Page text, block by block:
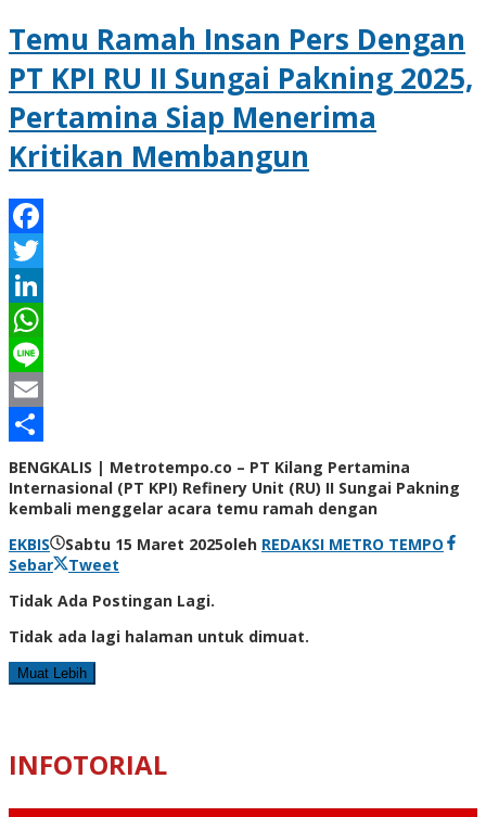
Temu Ramah Insan Pers Dengan
PT KPI RU II Sungai Pakning 2025,
Pertamina Siap Menerima
Kritikan Membangun
Facebook
Twitter
LinkedIn
WhatsApp
Line
Email
Share
BENGKALIS | Metrotempo.co – PT Kilang Pertamina
Internasional (PT KPI) Refinery Unit (RU) II Sungai Pakning
kembali menggelar acara temu ramah dengan
EKBIS
Sabtu 15 Maret 2025oleh REDAKSI METRO TEMPO
Sebar
Tweet
Tidak Ada Postingan Lagi.
Tidak ada lagi halaman untuk dimuat.
Muat Lebih
INFOTORIAL